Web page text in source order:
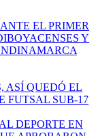
EL PRIMER
Y
ASÍ QUEDÓ EL
FUTSAL SUB-17
DEPORTE EN